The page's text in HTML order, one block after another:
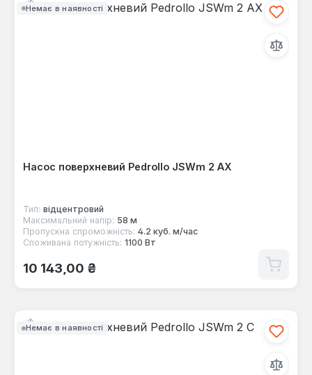
Немає в наявності
Насос поверхневий Pedrollo JSWm 2 AX
Тип: відцентровий
Максимальний напір: 58 м
Пропускна спроможність: 4.2 куб. м/час
Споживана потужність: 1100 Вт
Звичайна ціна:
10 143,00 ₴
Немає в наявності